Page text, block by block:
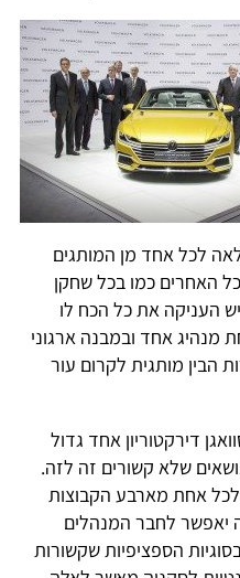
לכל אחד מן המותגים
האחרים כמו בכל שחקן
העניקה את כל הכח לו
אחד ובמבנה ארגוני
הבין מותגית לקרום עור
דירקטוריון אחד גדול
שלא קשורים זה לזה.
אחת מארבע הקבוצות
יאפשר לחבר המנהלים
הספציפיות שקשורות